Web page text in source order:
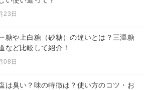
23日
糖や上白糖（砂糖）の違いとは？三温糖
など比較して紹介！
08日
は臭い？味の特徴は？使い方のコツ・お